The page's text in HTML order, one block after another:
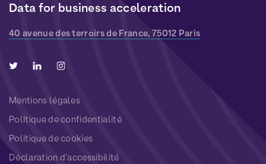
Data for business acceleration
40 avenue des terroirs de France, 75012 Paris
Mentions légales
Politique de confidentialité
Politique de cookies
Déclaration d’accessibilité